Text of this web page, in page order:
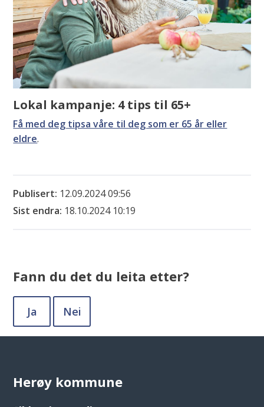
Lokal kampanje: 4 tips til 65+
Få med deg tipsa våre til deg som er 65 år eller
eldre.
Publisert 12.09.2024 09:56
Sist endra 18.10.2024 10:19
Fann du det du leita etter?
Ja Nei
Herøy kommune